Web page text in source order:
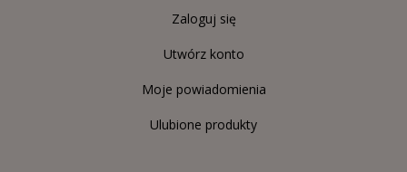
Zaloguj się
Utwórz konto
Moje powiadomienia
Ulubione produkty